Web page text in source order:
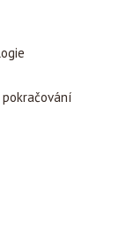
pokračování